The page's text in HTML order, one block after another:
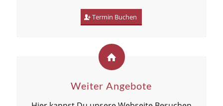
Termin Buchen
Weiter Angebote